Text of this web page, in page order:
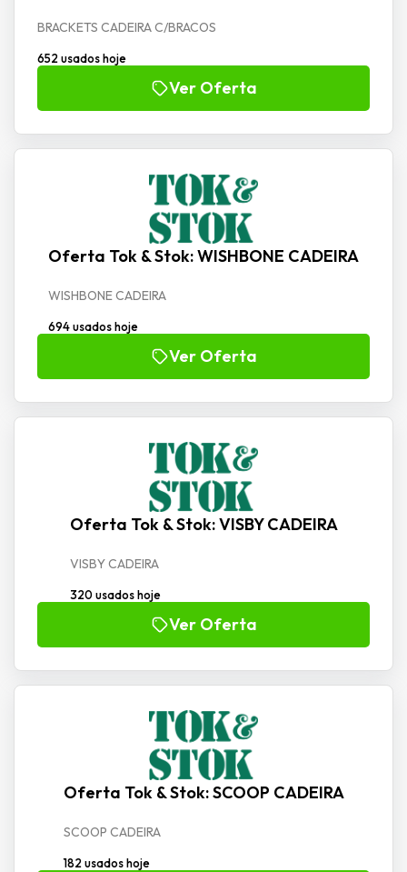
BRACKETS CADEIRA C/BRACOS
652 usados hoje
Ver Oferta
Oferta Tok & Stok: WISHBONE CADEIRA
WISHBONE CADEIRA
694 usados hoje
Ver Oferta
Oferta Tok & Stok: VISBY CADEIRA
VISBY CADEIRA
320 usados hoje
Ver Oferta
Oferta Tok & Stok: SCOOP CADEIRA
SCOOP CADEIRA
182 usados hoje